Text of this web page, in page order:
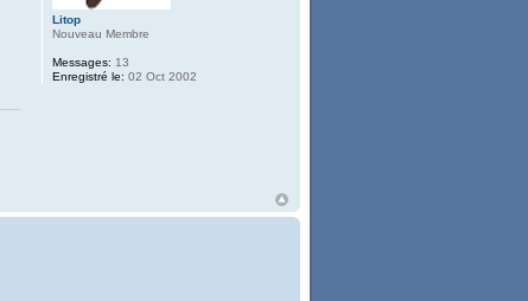
Litop
Nouveau Membre
Messages: 13
Enregistré le: 02 Oct 2002